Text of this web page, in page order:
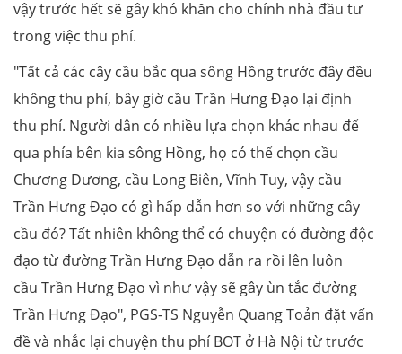
vậy trước hết sẽ gây khó khăn cho chính nhà đầu tư
trong việc thu phí.
"Tất cả các cây cầu bắc qua sông Hồng trước đây đều
không thu phí, bây giờ cầu Trần Hưng Đạo lại định
thu phí. Người dân có nhiều lựa chọn khác nhau để
qua phía bên kia sông Hồng, họ có thể chọn cầu
Chương Dương, cầu Long Biên, Vĩnh Tuy, vậy cầu
Trần Hưng Đạo có gì hấp dẫn hơn so với những cây
cầu đó? Tất nhiên không thể có chuyện có đường độc
đạo từ đường Trần Hưng Đạo dẫn ra rồi lên luôn
cầu Trần Hưng Đạo vì như vậy sẽ gây ùn tắc đường
Trần Hưng Đạo", PGS-TS Nguyễn Quang Toản đặt vấn
đề và nhắc lại chuyện thu phí BOT ở Hà Nội từ trước